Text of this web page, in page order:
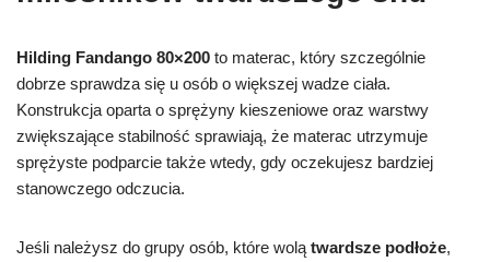
Hilding Fandango 80×200 to materac, który szczególnie
dobrze sprawdza się u osób o większej wadze ciała.
Konstrukcja oparta o sprężyny kieszeniowe oraz warstwy
zwiększające stabilność sprawiają, że materac utrzymuje
sprężyste podparcie także wtedy, gdy oczekujesz bardziej
stanowczego odczucia.
Jeśli należysz do grupy osób, które wolą twardsze podłoże,